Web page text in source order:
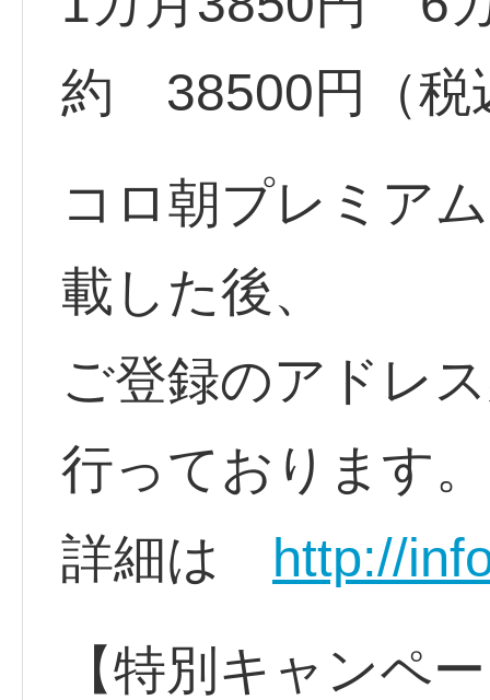
約 38500円（税
コロ朝プレミア
載した後、
ご登録のアドレ
行っております。
詳細は
http://
【特別キャンペ